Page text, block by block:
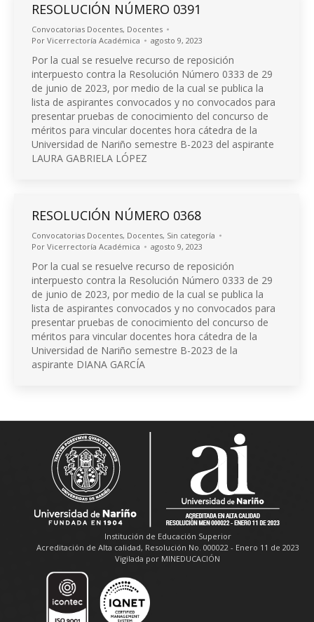
RESOLUCIÓN NÚMERO 0391
Convocatorias Docentes, Docentes
Por Vicerrectoría Académica agosto 9, 2023
Por la cual se resuelve recurso de reposición
interpuesto contra la Resolución Número 0333 de 29
de junio de 2023, por medio de la cual se publica la
lista de aspirantes convocados y no convocados para
presentar pruebas de conocimiento del concurso de
méritos para vincular docentes hora cátedra de la
Universidad de Nariño semestre B-2023 del aspirante
LAURA GABRIELA LÓPEZ
RESOLUCIÓN NÚMERO 0368
Convocatorias Docentes, Docentes, Sin categoría
Por Vicerrectoría Académica agosto 9, 2023
Por la cual se resuelve recurso de reposición
interpuesto contra la Resolución Número 0333 de 29
de junio de 2023, por medio de la cual se publica la
lista de aspirantes convocados y no convocados para
presentar pruebas de conocimiento del concurso de
méritos para vincular docentes hora cátedra de la
Universidad de Nariño semestre B-2023 de la
aspirante DIANA GARCÍA
Institución de Educación Superior
Acreditación de Alta calidad, Resolución No. 000022 - Enero 11 de 2023
Vigilada por MINEDUCACIÓN